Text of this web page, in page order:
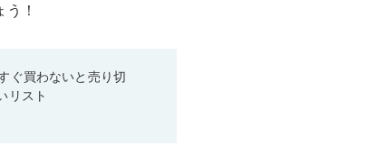
！
ぐ買わないと売り切
リスト